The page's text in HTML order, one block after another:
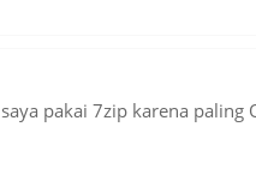
pakai 7zip karena paling